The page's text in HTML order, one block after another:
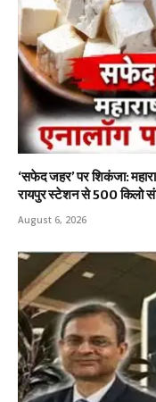
‘सफेद जहर’ पर शिकंजा:
रायपुर स्टेशन से 500 किलो
August 6, 2026